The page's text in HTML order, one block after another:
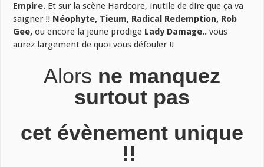
Empire. Et sur la scène Hardcore, inutile de dire que ça va
saigner !! Néophyte, Tieum, Radical Redemption, Rob
Gee, ou encore la jeune prodige Lady Damage..vous
aurez largement de quoi vous défouler !!
Alors ne manquez
surtout pas
cet évènement unique
!!